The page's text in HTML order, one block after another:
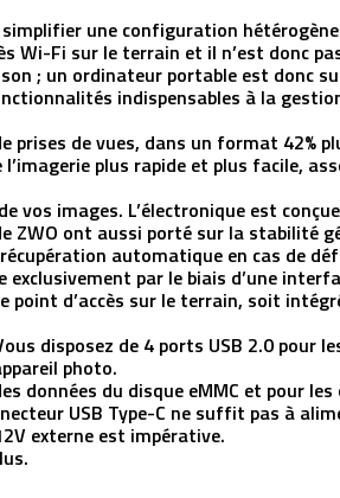
simplifier une configuration
Fi sur le terrain et il n’est donc
; un ordinateur portable est donc
indispensables à la
de vues, dans un format 42%
plus rapide et plus facile,
vos images. L’électronique est
ZWO ont aussi porté sur la stabilité
automatique en cas de
par le biais d’une
d’accès sur le terrain, soit
disposez de 4 ports USB 2.0 pour
photo.
données du disque eMMC et pour
USB Type-C ne suffit pas à
externe est impérative.